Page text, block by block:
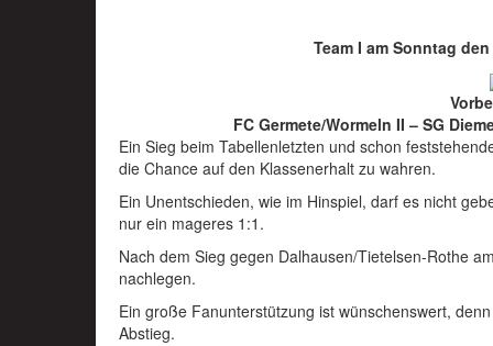
Team I am Sonntag
FC Germete/Wormeln II – SG
Ein Sieg beim Tabellenletzten und schon
die Chance auf den Klassenerhalt zu wahren.
Ein Unentschieden, wie im Hinspiel, darf es nicht
nur ein mageres 1:1.
Nach dem Sieg gegen Dalhausen/Tietelsen-Rothe
nachlegen.
Ein große Fanunterstützung ist wünschenswert,
Abstieg.